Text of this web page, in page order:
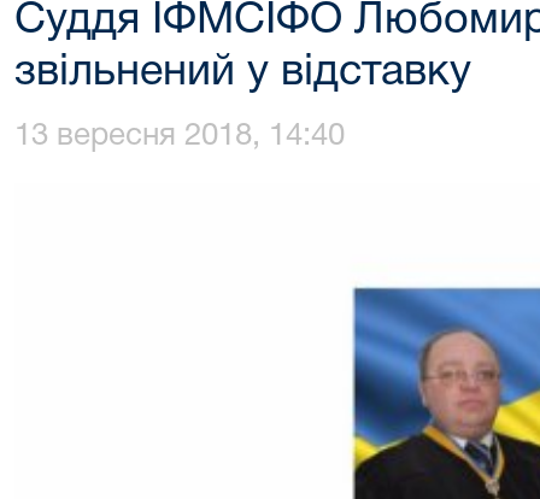
Суддя ІФМСІФО
звільнений у відставку
13 вересня 2018, 14:40